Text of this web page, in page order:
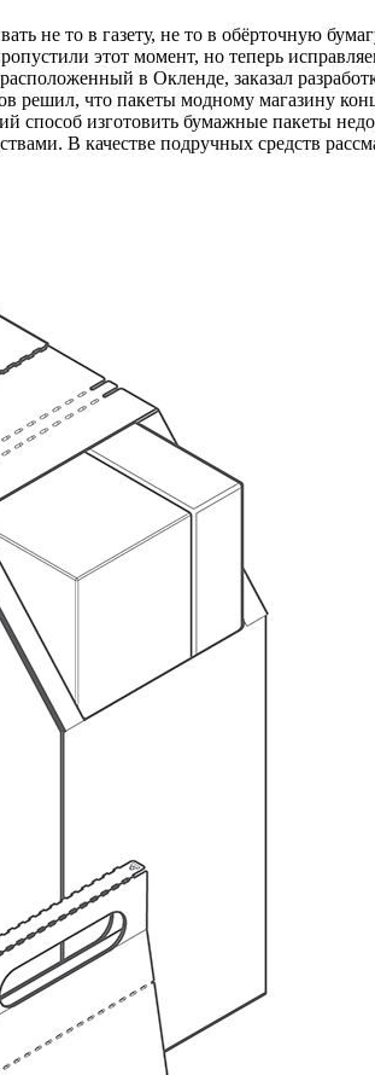
не то в газету, не то в обёрточную
этот момент, но теперь
в Окленде, заказал
решил, что пакеты модному магазину
способ изготовить бумажные пакеты
В качестве подручных средств